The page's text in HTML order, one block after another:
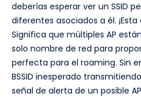
deberías esperar ver un SSID
diferentes asociados a él.
Significa que múltiples AP
solo nombre de red para
perfecta para el roaming. Sin
BSSID inesperado
señal de alerta de un posible